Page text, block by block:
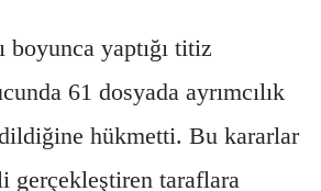
boyunca yaptığı titiz
61 dosyada ayrımcılık
hükmetti. Bu kararlar
gerçekleştiren taraflara